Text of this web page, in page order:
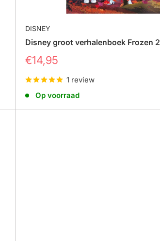
DISNEY
Disney groot verhalenboek Frozen 2
Prijs
€14,95
1 review
Op voorraad